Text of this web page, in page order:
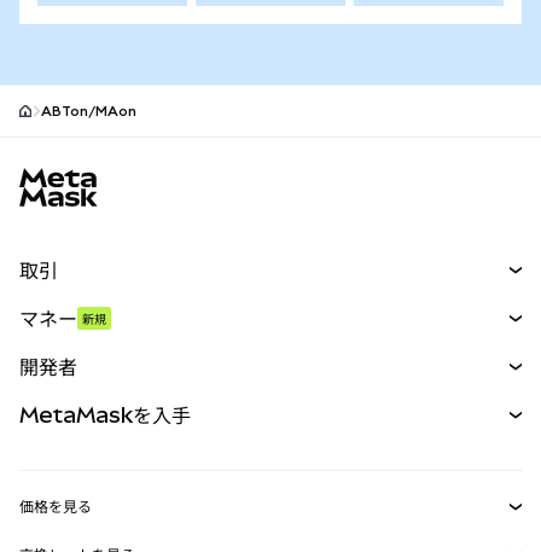
ABTon/MAon
取引
パーペチュアル
RWA
マネー 新規
開発者
MetaMaskを入手
価格を見る